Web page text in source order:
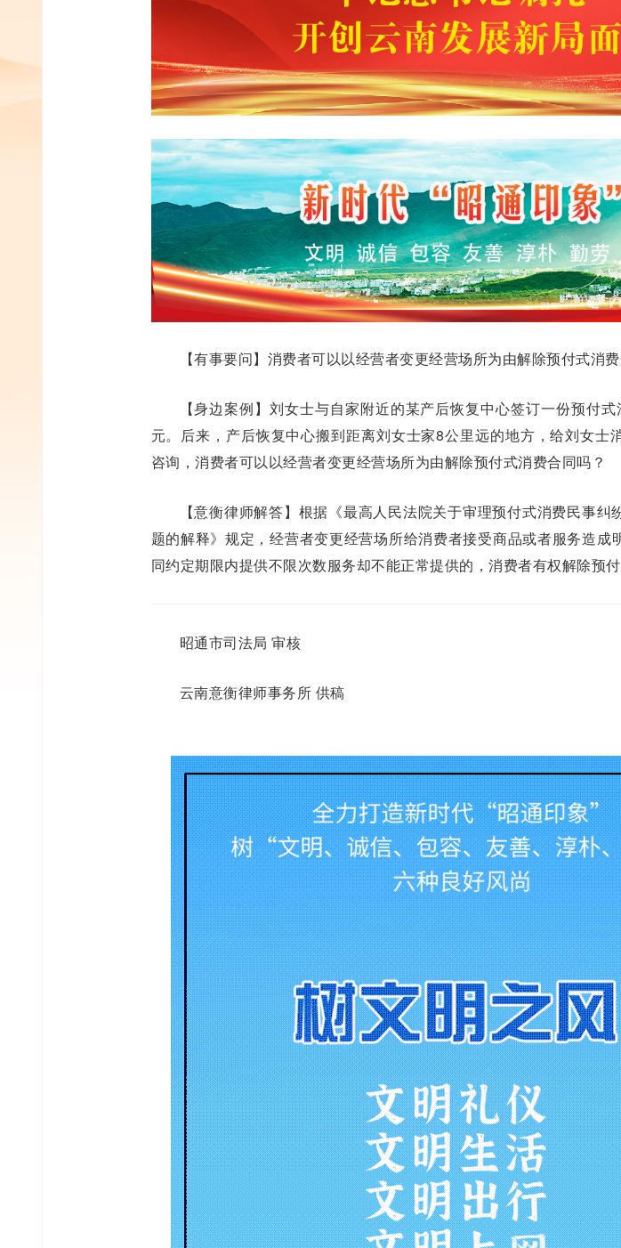
【有事要问】消费者可以以经营者变更经营场所为由解除预付式消
【身边案例】刘女士与自家附近的某产后恢复中心签订一份预付
元。后来，产后恢复中心搬到距离刘女士家8公里远的地方，给刘女士
咨询，消费者可以以经营者变更经营场所为由解除预付式消费合同吗？
【意衡律师解答】根据《最高人民法院关于审理预付式消费民事纠
题的解释》规定，经营者变更经营场所给消费者接受商品或者服务造成
同约定期限内提供不限次数服务却不能正常提供的，消费者有权解除预付
昭通市司法局 审核
云南意衡律师事务所 供稿